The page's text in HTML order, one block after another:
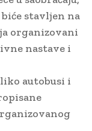
stavljen na
organizovani
nastave i
autobusi i